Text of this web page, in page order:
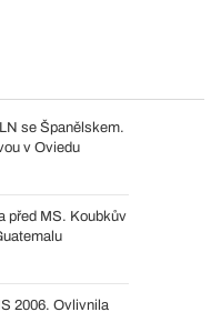
se Španělskem.
v Oviedu
před MS. Koubkův
2006. Ovlivnila